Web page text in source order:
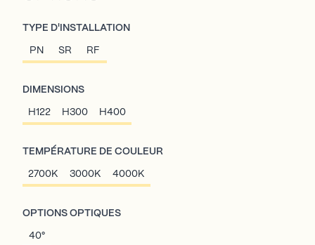
TYPE D'INSTALLATION
PN SR RF
DIMENSIONS
H122 H300 H400
TEMPÉRATURE DE COULEUR
2700K 3000K 4000K
OPTIONS OPTIQUES
40°